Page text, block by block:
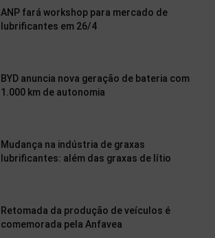
ANP fará workshop para mercado de
lubrificantes em 26/4
BYD anuncia nova geração de bateria com
1.000 km de autonomia
Mudança na indústria de graxas
lubrificantes: além das graxas de lítio
Retomada da produção de veículos é
comemorada pela Anfavea